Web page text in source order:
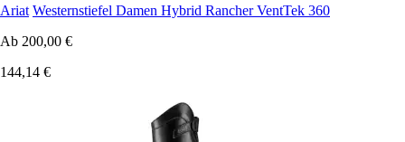
Ariat Westernstiefel Damen Hybrid Rancher VentTek 360
Ab 200,00 €
144,14 €